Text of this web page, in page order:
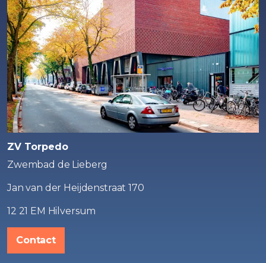
ZV Torpedo
Zwembad de Lieberg
Jan van der Heijdenstraat 170
12 21 EM Hilversum
Contact